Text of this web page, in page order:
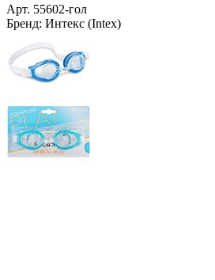
Арт. 55602-гол
Бренд: Интекс (Intex)